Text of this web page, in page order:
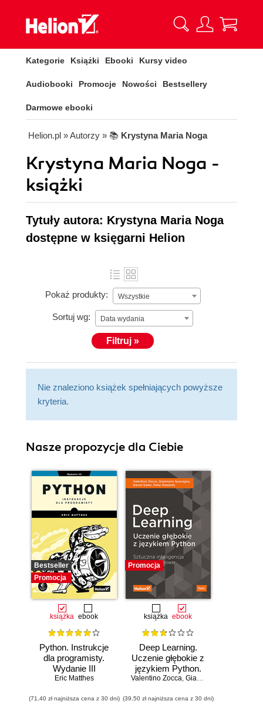
Kategorie Książki Ebooki Kursy video
Audiobooki Promocje Nowości Bestsellery
Darmowe ebooki
Helion.pl » Autorzy » 📚 Krystyna Maria Noga
Krystyna Maria Noga -
książki
Tytuły autora: Krystyna Maria Noga
dostępne w księgarni Helion
Pokaż produkty: Wszystkie
Sortuj wg: Data wydania
Filtruj »
Nie znaleziono książek spełniających powyższe
kryteria.
Nasze propozycje dla Ciebie
Bestseller
Promocja
książka ebook
Python. Instrukcje
dla programisty.
Wydanie III
Eric Matthes
(71,40 zł najniższa cena z 30 dni)
Promocja
książka ebook
Deep Learning.
Uczenie głębokie z
językiem Python.
Sztuczna
neuronowe
Valentino Zocca, Gianmario Spacagna
(39,50 zł najniższa cena z 30 dni)